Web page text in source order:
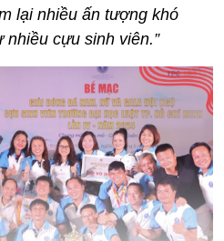
lại nhiều ấn tượng khó
cựu sinh viên.”